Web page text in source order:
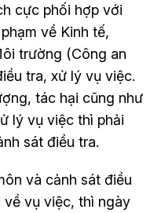
cực phối hợp với
về Kinh tế,
trường (Công an
tra, xử lý vụ việc.
tác hại cũng như
lý vụ việc thì phải
sát điều tra.
và cảnh sát điều
vụ việc, thì ngày